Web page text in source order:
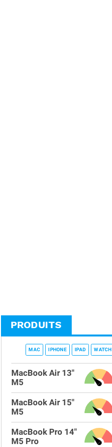
PRODUITS
MAC IPHONE IPAD WATCH
MacBook Air 13"
M5
MacBook Air 15"
M5
MacBook Pro 14"
M5 Pro